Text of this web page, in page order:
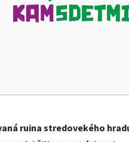
ruina stredovekého